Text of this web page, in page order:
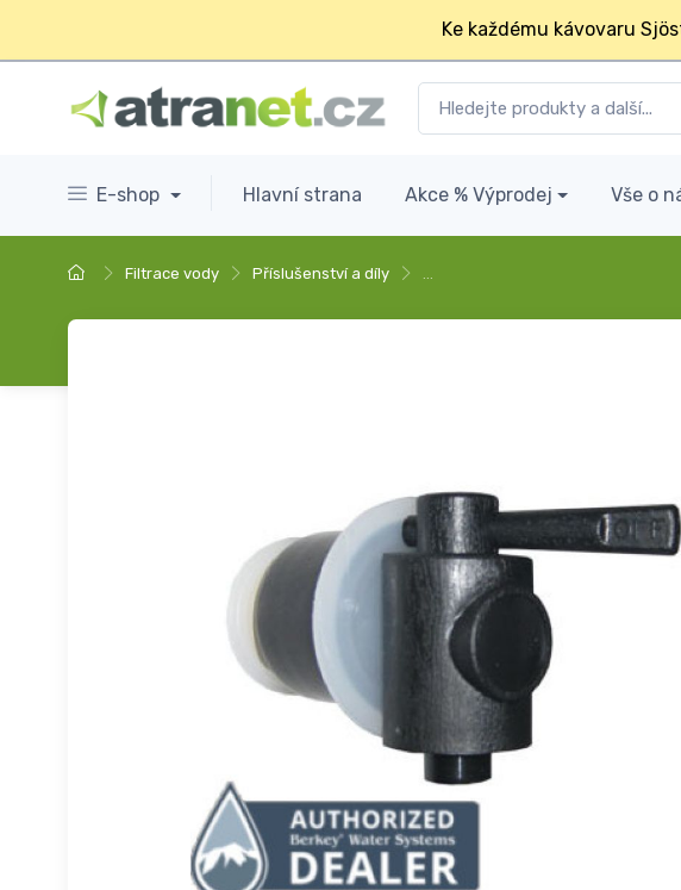
Ke každému kávovaru
E-shop Hlavní strana Akce % Výprodej Vše o
Filtrace vody Příslušenství a díly